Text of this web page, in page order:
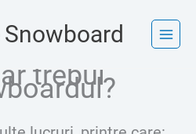
trebui